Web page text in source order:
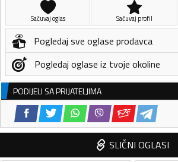
Sačuvaj oglas Sačuvaj profil
Pogledaj sve oglase prodavca
Pogledaj oglase iz tvoje okoline
PODIJELI SA PRIJATELJIMA
SLIČNI OGLASI